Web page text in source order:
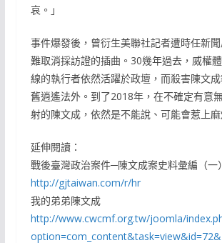
哀。」
事件爆發後，曾衍生美聯社記者遭時任新
難取消採訪證的插曲。30幾年過去，威權
線的執行者依然活躍於政壇，而殺害陳文
舊逍遙法外。到了2018年，在不確定有意
射的陳文成，依然是不能說、可能會惹上麻
延伸閱讀：
戰後臺灣政治案件─陳文成案史料彙編（一
http://gjtaiwan.com/r/hr
我的弟弟陳文成
http://www.cwcmf.org.tw/joomla/